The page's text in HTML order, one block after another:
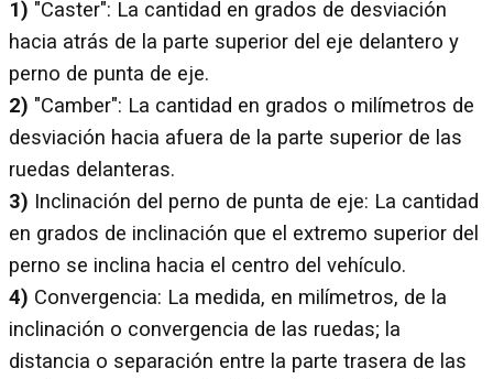
1) "Caster": La cantidad en grados de desviación
hacia atrás de la parte superior del eje delantero y
perno de punta de eje.
2) "Camber": La cantidad en grados o milímetros de
desviación hacia afuera de la parte superior de las
ruedas delanteras.
3) Inclinación del perno de punta de eje: La cantidad
en grados de inclinación que el extremo superior del
perno se inclina hacia el centro del vehículo.
4) Convergencia: La medida, en milímetros, de la
inclinación o convergencia de las ruedas; la
distancia o separación entre la parte trasera de las